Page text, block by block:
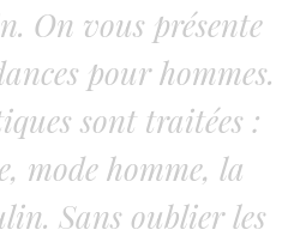
On vous présente
pour hommes.
sont traitées :
mode homme, la
Sans oublier les